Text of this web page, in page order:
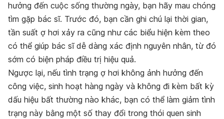
hưởng đến cuộc sống thường ngày, bạn hãy mau chóng
tìm gặp bác sĩ. Trước đó, bạn cần ghi chú lại thời gian,
tần suất ợ hơi xảy ra cũng như các biểu hiện kèm theo
có thể giúp bác sĩ dễ dàng xác định nguyên nhân, từ đó
sớm có biện pháp điều trị hiệu quả.
Ngược lại, nếu tình trạng ợ hơi không ảnh hưởng đến
công việc, sinh hoạt hàng ngày và không đi kèm bất kỳ
dấu hiệu bất thường nào khác, bạn có thể làm giảm tình
trạng này bằng một số thay đổi trong thói quen sinh